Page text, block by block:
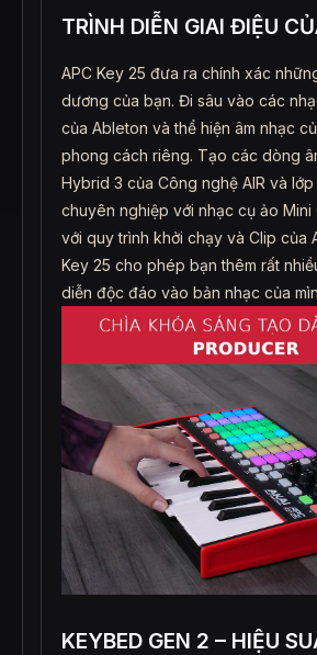
TRÌNH DIỄN GIAI ĐIỆU
APC Key 25 đưa ra chính xác
dương của bạn. Đi sâu vào các
của Ableton và thể hiện âm nhạc
phong cách riêng. Tạo các dòng
Hybrid 3 của Công nghệ AIR và
chuyên nghiệp với nhạc cụ ảo Mini
với quy trình khởi chạy và Clip của
Key 25 cho phép bạn thêm rất
diễn độc đáo vào bản nhạc của
KEYBED GEN 2 – HIỆU